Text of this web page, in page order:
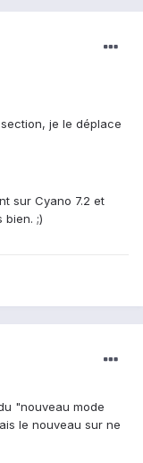
je le déplace
sur Cyano 7.2 et
bien. ;)
"nouveau mode
le nouveau sur ne